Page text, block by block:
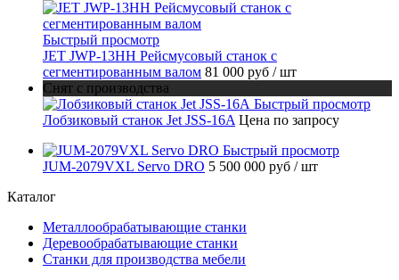
Быстрый просмотр
JET JWP-13HH Рейсмусовый станок с
сегментированным валом 81 000 руб / шт
Снят с производства
Быстрый просмотр
Лобзиковый станок Jet JSS-16A Цена по запросу
Быстрый просмотр
JUM-2079VXL Servo DRO 5 500 000 руб / шт
Каталог
Металлообрабатывающие станки
Деревообрабатывающие станки
Станки для производства мебели